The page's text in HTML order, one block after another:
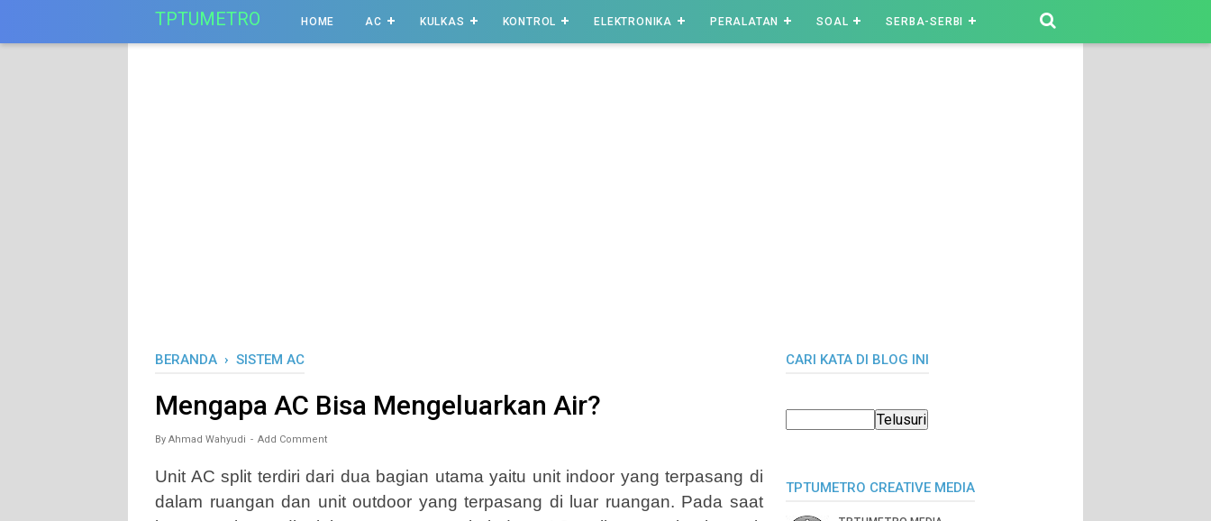
TPTUMETRO HOME AC KULKAS KONTROL ELEKTRONIKA PERALATAN SOAL SERBA-SERBI
BERANDA › SISTEM AC
Mengapa AC Bisa Mengeluarkan Air?
By Ahmad Wahyudi Add Comment
Unit AC split terdiri dari dua bagian utama yaitu unit indoor yang terpasang di
dalam ruangan dan unit outdoor yang terpasang di luar ruangan. Pada saat
CARI KATA DI BLOG INI
TPTUMETRO CREATIVE MEDIA